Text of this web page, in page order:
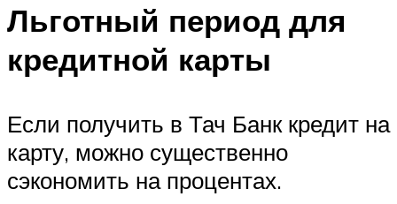
Льготный период для
кредитной карты
Если получить в Тач Банк кредит на
карту, можно существенно
сэкономить на процентах.